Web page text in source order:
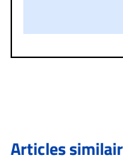
diffamatoire. Si
un commentaire
immédiatement
de validation, un
Articles